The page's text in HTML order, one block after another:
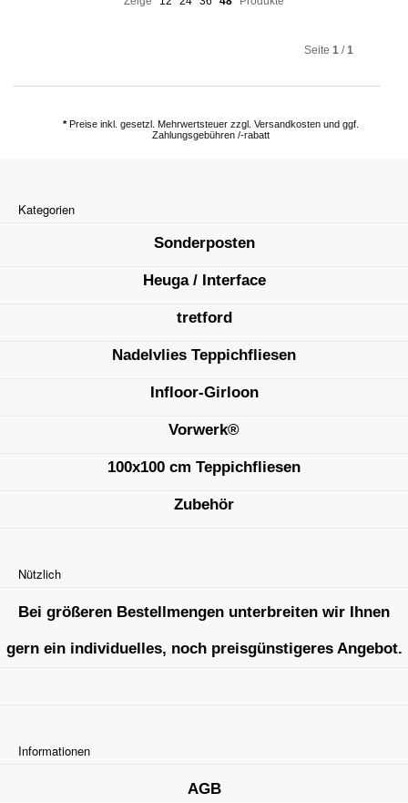
Seite1 /1
*Preise inkl. gesetzl. Mehrwertsteuer zzgl. Versandkosten und ggf.
Zahlungsgebühren /-rabatt
Kategorien
Sonderposten
Heuga / Interface
tretford
Nadelvlies Teppichfliesen
Infloor-Girloon
Vorwerk®
100x100 cm Teppichfliesen
Zubehör
Nützlich
Bei größeren Bestellmengen unterbreiten wir Ihnen
gern ein individuelles, noch preisgünstigeres Angebot.
Informationen
AGB